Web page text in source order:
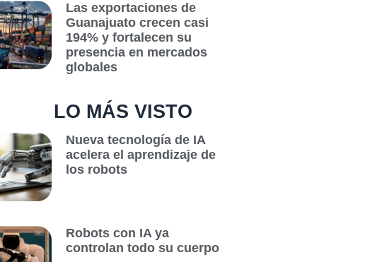
Las exportaciones de
Guanajuato crecen casi
194% y fortalecen su
presencia en mercados
globales
LO MÁS VISTO
Nueva tecnología de IA
acelera el aprendizaje de
los robots
Robots con IA ya
controlan todo su cuerpo